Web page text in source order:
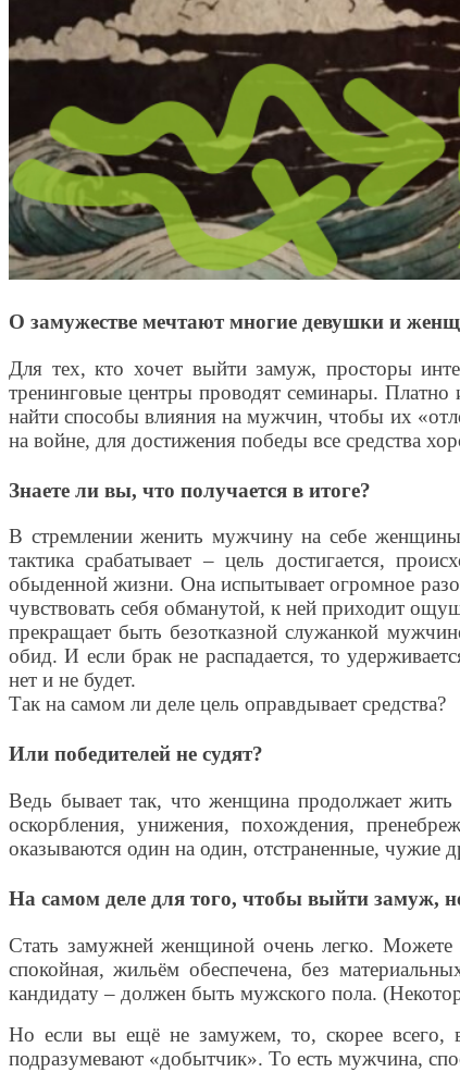
О замужестве мечтают многие девушки и
Для тех, кто хочет выйти замуж, просторы
тренинговые центры проводят семинары.
найти способы влияния на мужчин, чтобы их
на войне, для достижения победы все средства
Знаете ли вы, что получается в итоге?
В стремлении женить мужчину на себе женщины
тактика срабатывает – цель достигается,
обыденной жизни. Она испытывает огромное
чувствовать себя обманутой, к ней приходит
прекращает быть безотказной служанкой
обид. И если брак не распадается, то
нет и не будет.
Так на самом ли деле цель оправдывает средства?
Или победителей не судят?
Ведь бывает так, что женщина продолжает
оскорбления, унижения, похождения,
оказываются один на один, отстраненные,
На самом деле для того, чтобы выйти замуж,
Стать замужней женщиной очень легко. Можете
спокойная, жильём обеспечена, без
кандидату – должен быть мужского пола.
Но если вы ещё не замужем, то, скорее
подразумевают «добытчик». То есть мужчина,